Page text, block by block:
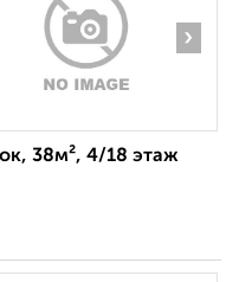
›
38м², 4/18 этаж